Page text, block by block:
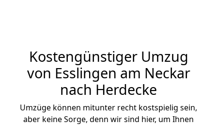
Kostengünstiger Umzug
von Esslingen am Neckar
nach Herdecke
Umzüge können mitunter recht kostspielig sein,
aber keine Sorge, denn wir sind hier, um Ihnen